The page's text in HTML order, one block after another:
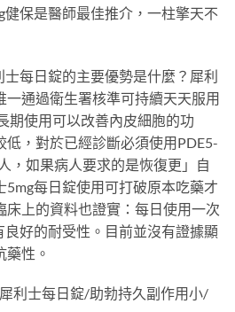
保是醫師最佳推介，一柱擎天不
士每日錠的主要優勢是什麼？犀利
一通過衛生署核準可持續天天服用
期使用可以改善內皮細胞的功
低，對於已經診斷必須使用PDE5-
，如果病人要求的是恢復更」自
每日錠使用可打破原本吃藥才
床上的資料也證實：每日使用一次
良好的耐受性。目前並沒有證據顯
藥性。
利士每日錠/助勃持久副作用小/